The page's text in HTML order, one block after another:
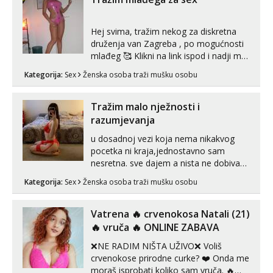
videopozivu. 😉 S vama sam vec 5 ...
Hej svima, tražim nekog za diskretna
druženja van Zagreba , po mogućnosti
mlađeg 🥰 Klikni na link ispod i nadji me
Kategorija: Sex Ženska osoba traži mušku osobu
Tražim malo nježnosti i
razumjevanja
u dosadnoj vezi koja nema nikakvog
pocetka ni kraja,jednostavno sam
nesretna. sve dajem a nista ne dobivam
zadovoljiti moje potrebe,ne trazim puno
volim njezan seks i njezne poljupce po
tijelu koji me jako pale,obozavam kad
Kategorija: Sex Ženska osoba traži mušku osobu
Vatrena ‎️‍🔥 crvenokosa Natali (21)
‎️‍🔥 vruča‎ ️‍🔥 ONLINE ZABAVA
❌NE RADIM NIŠTA UŽIVO❌ Voliš
crvenokose prirodne curke? ❤️ Onda me
moraš isprobati koliko sam vruča.‎ ️‍🔥